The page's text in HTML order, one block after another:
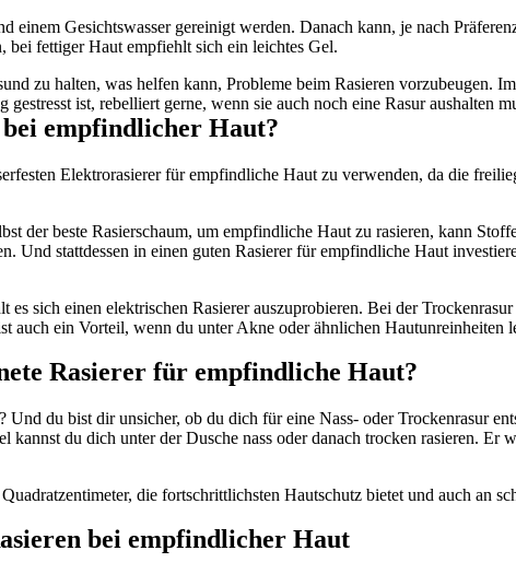
einem Gesichtswasser gereinigt werden. Danach kann, je nach
bei fettiger Haut empfiehlt sich ein leichtes Gel.
zu halten, was helfen kann, Probleme beim Rasieren vorzubeugen.
ist, rebelliert gerne, wenn sie auch noch eine Rasur aushalten
empfindlicher Haut?
Elektrorasierer für empfindliche Haut zu verwenden, da die
der beste Rasierschaum, um empfindliche Haut zu rasieren, kann
Und stattdessen in einen guten Rasierer für empfindliche Haut
sich einen elektrischen Rasierer auszuprobieren. Bei der
ein Vorteil, wenn du unter Akne oder ähnlichen Hautunreinheiten
Rasierer für empfindliche Haut?
du bist dir unsicher, ob du dich für eine Nass- oder Trockenrasur
kannst du dich unter der Dusche nass oder danach trocken rasieren.
die fortschrittlichsten Hautschutz bietet und auch an
bei empfindlicher Haut